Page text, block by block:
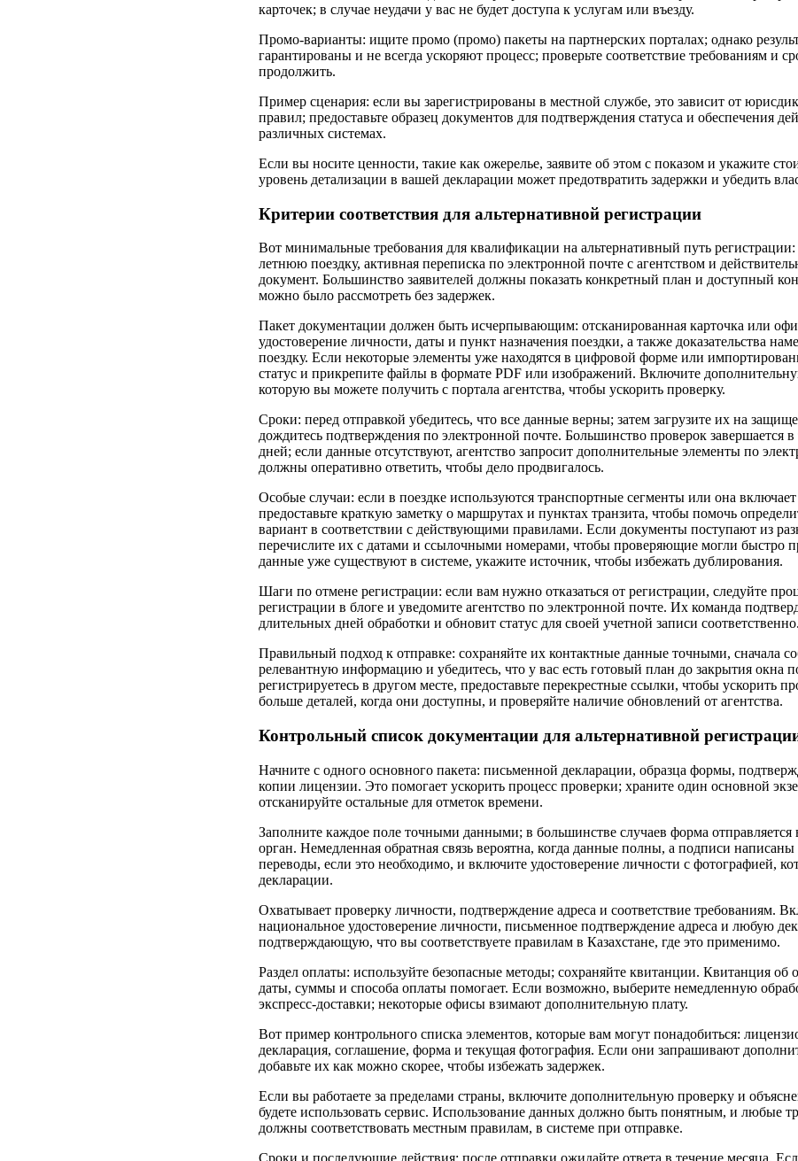
карточек; в случае неудачи у вас не будет доступа к услугам или въезду.
Промо-варианты: ищите промо (промо) пакеты на партнерских порталах; однако
гарантированы и не всегда ускоряют процесс; проверьте соответствие требованиям и
продолжить.
Пример сценария: если вы зарегистрированы в местной службе, это зависит от
правил; предоставьте образец документов для подтверждения статуса и обеспечения
различных системах.
Если вы носите ценности, такие как ожерелье, заявите об этом с показом и укажите
уровень детализации в вашей декларации может предотвратить задержки и убедить
Критерии соответствия для альтернативной регистрации
Вот минимальные требования для квалификации на альтернативный путь
летнюю поездку, активная переписка по электронной почте с агентством и
документ. Большинство заявителей должны показать конкретный план и доступный
можно было рассмотреть без задержек.
Пакет документации должен быть исчерпывающим: отсканированная карточка или
удостоверение личности, даты и пункт назначения поездки, а также доказательства
поездку. Если некоторые элементы уже находятся в цифровой форме или
статус и прикрепите файлы в формате PDF или изображений. Включите
которую вы можете получить с портала агентства, чтобы ускорить проверку.
Сроки: перед отправкой убедитесь, что все данные верны; затем загрузите их на
дождитесь подтверждения по электронной почте. Большинство проверок завершается
дней; если данные отсутствуют, агентство запросит дополнительные элементы по
должны оперативно ответить, чтобы дело продвигалось.
Особые случаи: если в поездке используются транспортные сегменты или она
предоставьте краткую заметку о маршрутах и пунктах транзита, чтобы помочь
вариант в соответствии с действующими правилами. Если документы поступают из
перечислите их с датами и ссылочными номерами, чтобы проверяющие могли быстро
данные уже существуют в системе, укажите источник, чтобы избежать дублирования.
Шаги по отмене регистрации: если вам нужно отказаться от регистрации, следуйте
регистрации в блоге и уведомите агентство по электронной почте. Их команда
длительных дней обработки и обновит статус для своей учетной записи соответственно.
Правильный подход к отправке: сохраняйте их контактные данные точными, сначала
релевантную информацию и убедитесь, что у вас есть готовый план до закрытия окна
регистрируетесь в другом месте, предоставьте перекрестные ссылки, чтобы ускорить
больше деталей, когда они доступны, и проверяйте наличие обновлений от агентства.
Контрольный список документации для альтернативной
Начните с одного основного пакета: письменной декларации, образца формы,
копии лицензии. Это помогает ускорить процесс проверки; храните один основной
отсканируйте остальные для отметок времени.
Заполните каждое поле точными данными; в большинстве случаев форма отправляется
орган. Немедленная обратная связь вероятна, когда данные полны, а подписи
переводы, если это необходимо, и включите удостоверение личности с фотографией,
декларации.
Охватывает проверку личности, подтверждение адреса и соответствие требованиям.
национальное удостоверение личности, письменное подтверждение адреса и любую
подтверждающую, что вы соответствуете правилам в Казахстане, где это применимо.
Раздел оплаты: используйте безопасные методы; сохраняйте квитанции. Квитанция об
даты, суммы и способа оплаты помогает. Если возможно, выберите немедленную
экспресс-доставки; некоторые офисы взимают дополнительную плату.
Вот пример контрольного списка элементов, которые вам могут понадобиться:
декларация, соглашение, форма и текущая фотография. Если они запрашивают
добавьте их как можно скорее, чтобы избежать задержек.
Если вы работаете за пределами страны, включите дополнительную проверку и
будете использовать сервис. Использование данных должно быть понятным, и любые
должны соответствовать местным правилам, в системе при отправке.
Сроки и последующие действия: после отправки ожидайте ответа в течение месяца.